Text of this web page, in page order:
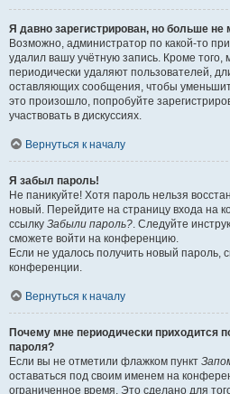
Я давно зарегистрирован, но больше не
Возможно, администратор по какой-то
удалил вашу учётную запись. Кроме того,
периодически удаляют пользователей,
оставляющих сообщения, чтобы
это произошло, попробуйте
участвовать в дискуссиях.
Вернуться к началу
Я забыл пароль!
Не паникуйте! Хотя пароль нельзя
новый. Перейдите на страницу входа на
ссылку Забыли пароль?. Следуйте
сможете войти на конференцию.
Если не удалось получить новый пароль,
конференции.
Вернуться к началу
Почему мне периодически приходится
пароля?
Если вы не отметили флажком пункт
оставаться под своим именем на
ограниченное время. Это сделано для